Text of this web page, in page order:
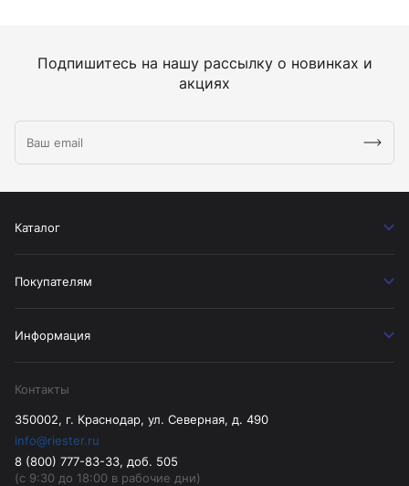
Подпишитесь на нашу рассылку о новинках и
акциях
Каталог
Покупателям
Информация
Контакты
350002, г. Краснодар, ул. Северная, д. 490
info@riester.ru
8 (800) 777-83-33, доб. 505
(с 9:30 до 18:00 в рабочие дни)